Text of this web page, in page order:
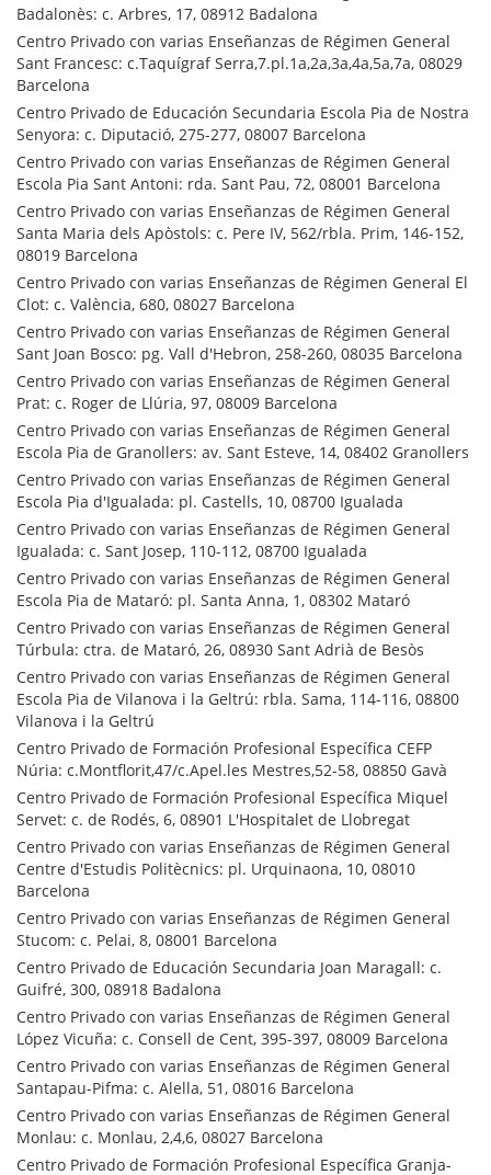
Badalonès: c. Arbres, 17, 08912 Badalona
Centro Privado con varias Enseñanzas de Régimen General
Sant Francesc: c.Taquígraf Serra,7.pl.1a,2a,3a,4a,5a,7a, 08029
Barcelona
Centro Privado de Educación Secundaria Escola Pia de Nostra
Senyora: c. Diputació, 275-277, 08007 Barcelona
Centro Privado con varias Enseñanzas de Régimen General
Escola Pia Sant Antoni: rda. Sant Pau, 72, 08001 Barcelona
Centro Privado con varias Enseñanzas de Régimen General
Santa Maria dels Apòstols: c. Pere IV, 562/rbla. Prim, 146-152,
08019 Barcelona
Centro Privado con varias Enseñanzas de Régimen General El
Clot: c. València, 680, 08027 Barcelona
Centro Privado con varias Enseñanzas de Régimen General
Sant Joan Bosco: pg. Vall d'Hebron, 258-260, 08035 Barcelona
Centro Privado con varias Enseñanzas de Régimen General
Prat: c. Roger de Llúria, 97, 08009 Barcelona
Centro Privado con varias Enseñanzas de Régimen General
Escola Pia de Granollers: av. Sant Esteve, 14, 08402 Granollers
Centro Privado con varias Enseñanzas de Régimen General
Escola Pia d'Igualada: pl. Castells, 10, 08700 Igualada
Centro Privado con varias Enseñanzas de Régimen General
Igualada: c. Sant Josep, 110-112, 08700 Igualada
Centro Privado con varias Enseñanzas de Régimen General
Escola Pia de Mataró: pl. Santa Anna, 1, 08302 Mataró
Centro Privado con varias Enseñanzas de Régimen General
Túrbula: ctra. de Mataró, 26, 08930 Sant Adrià de Besòs
Centro Privado con varias Enseñanzas de Régimen General
Escola Pia de Vilanova i la Geltrú: rbla. Sama, 114-116, 08800
Vilanova i la Geltrú
Centro Privado de Formación Profesional Específica CEFP
Núria: c.Montflorit,47/c.Apel.les Mestres,52-58, 08850 Gavà
Centro Privado de Formación Profesional Específica Miquel
Servet: c. de Rodés, 6, 08901 L'Hospitalet de Llobregat
Centro Privado con varias Enseñanzas de Régimen General
Centre d'Estudis Politècnics: pl. Urquinaona, 10, 08010
Barcelona
Centro Privado con varias Enseñanzas de Régimen General
Stucom: c. Pelai, 8, 08001 Barcelona
Centro Privado de Educación Secundaria Joan Maragall: c.
Guifré, 300, 08918 Badalona
Centro Privado con varias Enseñanzas de Régimen General
López Vicuña: c. Consell de Cent, 395-397, 08009 Barcelona
Centro Privado con varias Enseñanzas de Régimen General
Santapau-Pifma: c. Alella, 51, 08016 Barcelona
Centro Privado con varias Enseñanzas de Régimen General
Monlau: c. Monlau, 2,4,6, 08027 Barcelona
Centro Privado de Formación Profesional Específica Granja-